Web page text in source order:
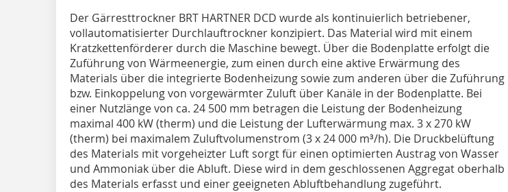
Der Gärresttrockner BRT HARTNER DCD wurde als kontinuierlich betriebener,
vollautomatisierter Durchlauftrockner konzipiert. Das Material wird mit einem
Kratzkettenförderer durch die Maschine bewegt. Über die Bodenplatte erfolgt die
Zuführung von Wärmeenergie, zum einen durch eine aktive Erwärmung des
Materials über die integrierte Bodenheizung sowie zum anderen über die Zuführung
bzw. Einkoppelung von vorgewärmter Zuluft über Kanäle in der Bodenplatte. Bei
einer Nutzlänge von ca. 24 500 mm betragen die Leistung der Bodenheizung
maximal 400 kW (therm) und die Leistung der Lufterwärmung max. 3 x 270 kW
(therm) bei maximalem Zuluftvolumenstrom (3 x 24 000 m³/h). Die Druckbelüftung
des Materials mit vorgeheizter Luft sorgt für einen optimierten Austrag von Wasser
und Ammoniak über die Abluft. Diese wird in dem geschlossenen Aggregat oberhalb
des Materials erfasst und einer geeigneten Abluftbehandlung zugeführt.